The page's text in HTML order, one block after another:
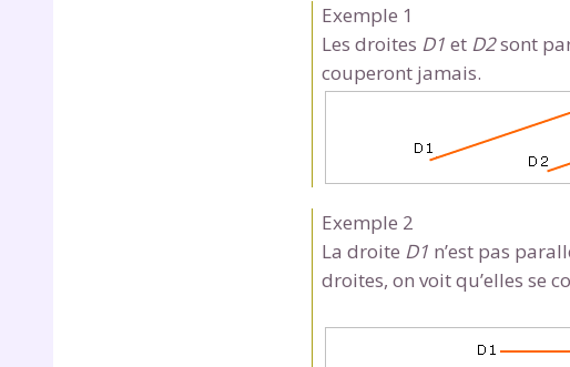
Exemple 1
Les droites D1 et D2sont
couperont jamais.
Exemple 2
La droite D1 n’est pas
droites, on voit qu’elles se